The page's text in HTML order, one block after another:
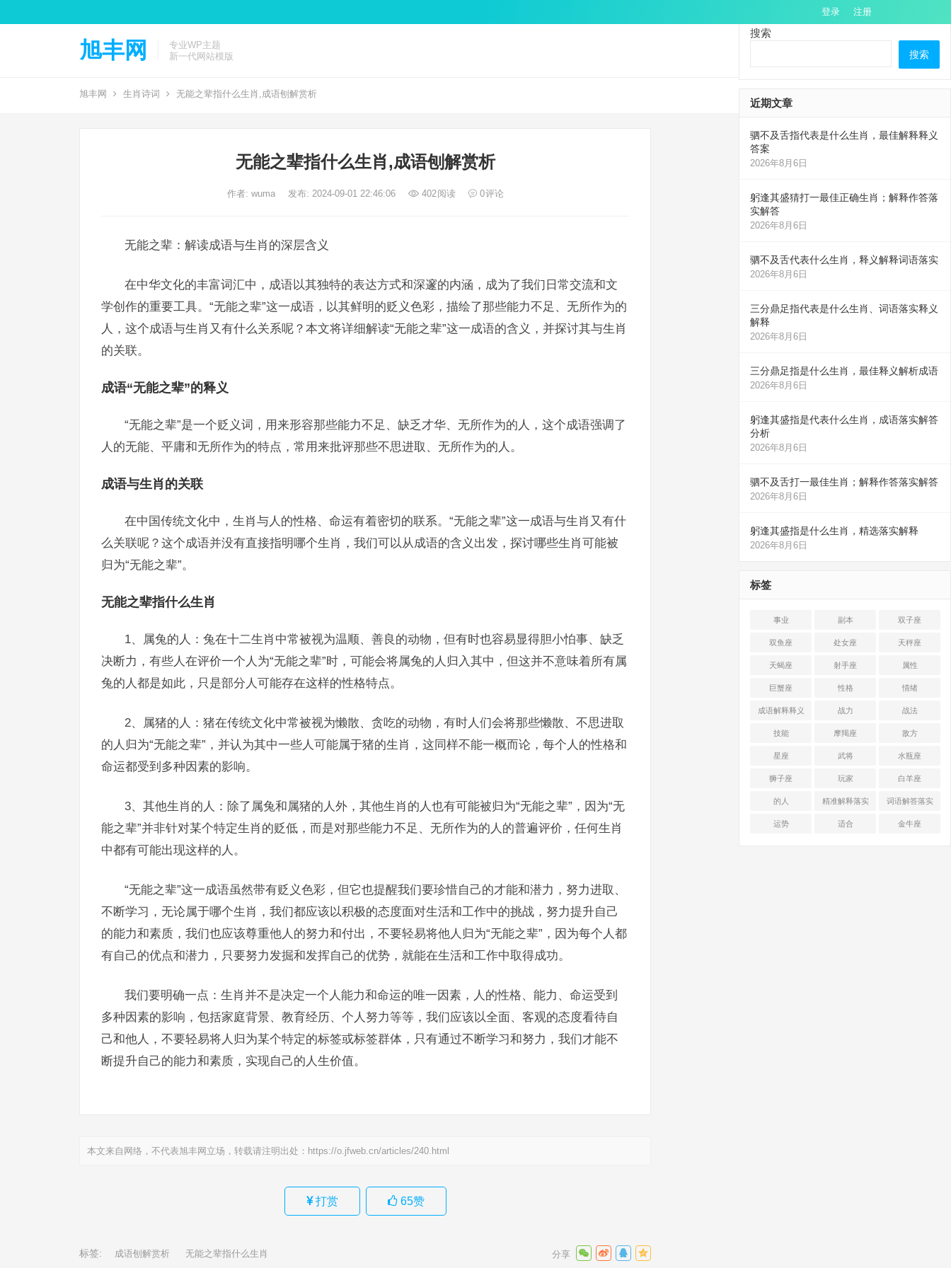
登录 注册
旭丰网
专业WP主题
新一代网站模版
旭丰网 生肖诗词 无能之辈指什么生肖,成语刨解赏析
无能之辈指什么生肖,成语刨解赏析
作者: wuma 发布: 2024-09-01 22:46:06 402阅读 0评论
无能之辈：解读成语与生肖的深层含义
在中华文化的丰富词汇中，成语以其独特的表达方式和深邃的内涵，成为了我们日常交流和文
学创作的重要工具。“无能之辈”这一成语，以其鲜明的贬义色彩，描绘了那些能力不足、无所作为的
人，这个成语与生肖又有什么关系呢？本文将详细解读“无能之辈”这一成语的含义，并探讨其与生肖
的关联。
成语“无能之辈”的释义
“无能之辈”是一个贬义词，用来形容那些能力不足、缺乏才华、无所作为的人，这个成语强调了
人的无能、平庸和无所作为的特点，常用来批评那些不思进取、无所作为的人。
成语与生肖的关联
在中国传统文化中，生肖与人的性格、命运有着密切的联系。“无能之辈”这一成语与生肖又有什
么关联呢？这个成语并没有直接指明哪个生肖，我们可以从成语的含义出发，探讨哪些生肖可能被
归为“无能之辈”。
无能之辈指什么生肖
1、属兔的人：兔在十二生肖中常被视为温顺、善良的动物，但有时也容易显得胆小怕事、缺乏
决断力，有些人在评价一个人为“无能之辈”时，可能会将属兔的人归入其中，但这并不意味着所有属
兔的人都是如此，只是部分人可能存在这样的性格特点。
2、属猪的人：猪在传统文化中常被视为懒散、贪吃的动物，有时人们会将那些懒散、不思进取
的人归为“无能之辈”，并认为其中一些人可能属于猪的生肖，这同样不能一概而论，每个人的性格和
命运都受到多种因素的影响。
3、其他生肖的人：除了属兔和属猪的人外，其他生肖的人也有可能被归为“无能之辈”，因为“无
能之辈”并非针对某个特定生肖的贬低，而是对那些能力不足、无所作为的人的普遍评价，任何生肖
中都有可能出现这样的人。
“无能之辈”这一成语虽然带有贬义色彩，但它也提醒我们要珍惜自己的才能和潜力，努力进取、
不断学习，无论属于哪个生肖，我们都应该以积极的态度面对生活和工作中的挑战，努力提升自己
的能力和素质，我们也应该尊重他人的努力和付出，不要轻易将他人归为“无能之辈”，因为每个人都
有自己的优点和潜力，只要努力发掘和发挥自己的优势，就能在生活和工作中取得成功。
我们要明确一点：生肖并不是决定一个人能力和命运的唯一因素，人的性格、能力、命运受到
多种因素的影响，包括家庭背景、教育经历、个人努力等等，我们应该以全面、客观的态度看待自
己和他人，不要轻易将人归为某个特定的标签或标签群体，只有通过不断学习和努力，我们才能不
断提升自己的能力和素质，实现自己的人生价值。
本文来自网络，不代表旭丰网立场，转载请注明出处： https://o.jfweb.cn/articles/240.html
打赏 65赞
标签: 成语刨解赏析 无能之辈指什么生肖
搜索
搜索
近期文章
驷不及舌指代表是什么生肖，最佳解释释义
答案
2026年8月6日
躬逢其盛猜打一最佳正确生肖；解释作答落
实解答
2026年8月6日
驷不及舌代表什么生肖，释义解释词语落实
2026年8月6日
三分鼎足指代表是什么生肖、词语落实释义
解释
2026年8月6日
三分鼎足指是什么生肖，最佳释义解析成语
2026年8月6日
躬逢其盛指是代表什么生肖，成语落实解答
分析
2026年8月6日
驷不及舌打一最佳生肖；解释作答落实解答
2026年8月6日
躬逢其盛指是什么生肖，精选落实解释
2026年8月6日
标签
事业 副本 双子座
双鱼座 处女座 天秤座
天蝎座 射手座 属性
巨蟹座 性格 情绪
成语解释释义 战力 战法
技能 摩羯座 敌方
星座 武将 水瓶座
狮子座 玩家 白羊座
的人 精准解释落实 词语解答落实
运势 适合 金牛座